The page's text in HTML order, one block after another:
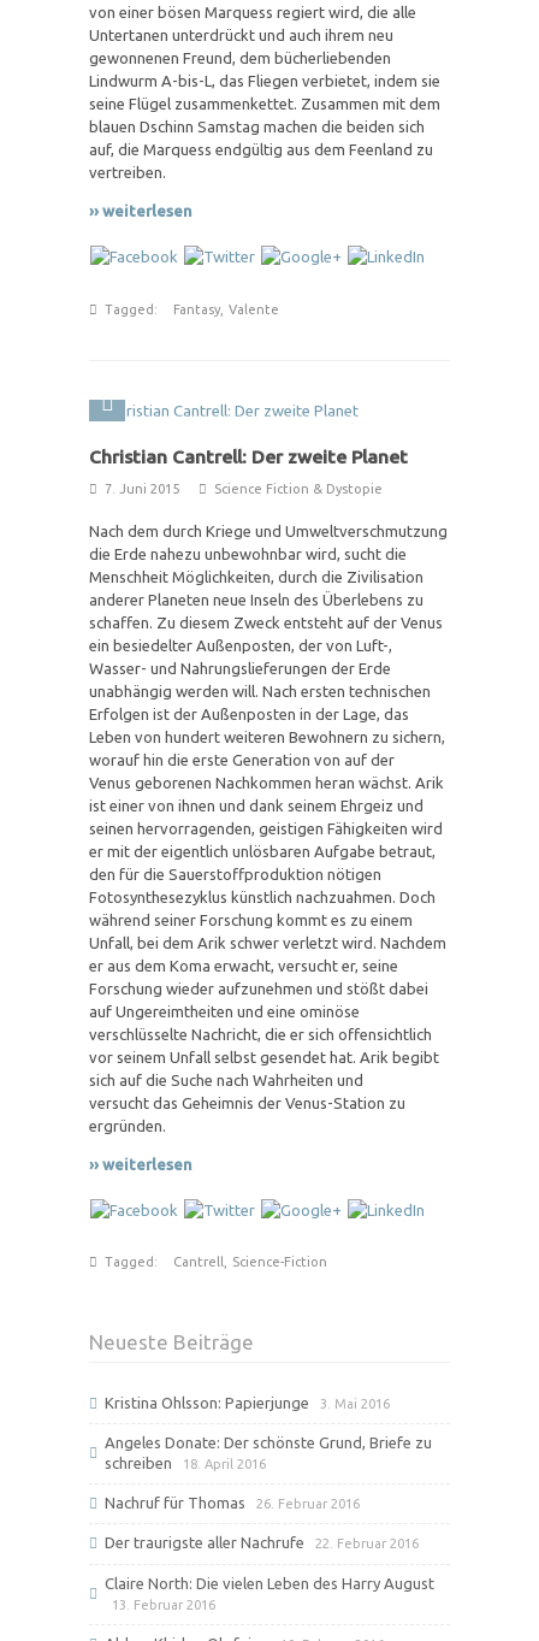
von einer bösen Marquess regiert wird, die alle
Untertanen unterdrückt und auch ihrem neu
gewonnenen Freund, dem bücherliebenden
Lindwurm A-bis-L, das Fliegen verbietet, indem sie
seine Flügel zusammenkettet. Zusammen mit dem
blauen Dschinn Samstag machen die beiden sich
auf, die Marquess endgültig aus dem Feenland zu
vertreiben.
›› weiterlesen
Tagged: Fantasy, Valente
Christian Cantrell: Der zweite Planet
7. Juni 2015 Science Fiction & Dystopie
Nach dem durch Kriege und Umweltverschmutzung
die Erde nahezu unbewohnbar wird, sucht die
Menschheit Möglichkeiten, durch die Zivilisation
anderer Planeten neue Inseln des Überlebens zu
schaffen. Zu diesem Zweck entsteht auf der Venus
ein besiedelter Außenposten, der von Luft-,
Wasser- und Nahrungslieferungen der Erde
unabhängig werden will. Nach ersten technischen
Erfolgen ist der Außenposten in der Lage, das
Leben von hundert weiteren Bewohnern zu sichern,
worauf hin die erste Generation von auf der
Venus geborenen Nachkommen heran wächst. Arik
ist einer von ihnen und dank seinem Ehrgeiz und
seinen hervorragenden, geistigen Fähigkeiten wird
er mit der eigentlich unlösbaren Aufgabe betraut,
den für die Sauerstoffproduktion nötigen
Fotosynthesezyklus künstlich nachzuahmen. Doch
während seiner Forschung kommt es zu einem
Unfall, bei dem Arik schwer verletzt wird. Nachdem
er aus dem Koma erwacht, versucht er, seine
Forschung wieder aufzunehmen und stößt dabei
auf Ungereimtheiten und eine ominöse
verschlüsselte Nachricht, die er sich offensichtlich
vor seinem Unfall selbst gesendet hat. Arik begibt
sich auf die Suche nach Wahrheiten und
versucht das Geheimnis der Venus-Station zu
ergründen.
›› weiterlesen
Tagged: Cantrell Science-Fiction
Neueste Beiträge
Kristina Ohlsson: Papierjunge 3. Mai 2016
Angeles Donate: Der schönste Grund, Briefe zu
schreiben
18. April 2016
Nachruf für Thomas 26. Februar 2016
Der traurigste aller Nachrufe 22. Februar 2016
Claire North: Die vielen Leben des Harry August
13. Februar 2016